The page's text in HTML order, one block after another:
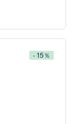
- 15％